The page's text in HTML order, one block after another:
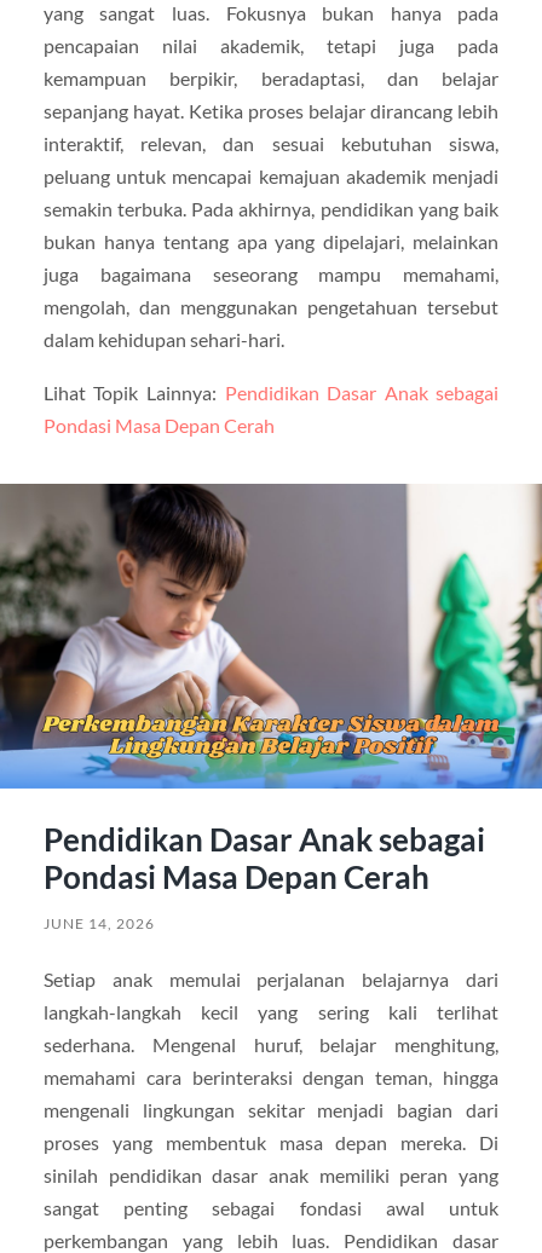
yang sangat luas. Fokusnya bukan hanya pada
pencapaian nilai akademik, tetapi juga pada
kemampuan berpikir, beradaptasi, dan belajar
sepanjang hayat. Ketika proses belajar dirancang lebih
interaktif, relevan, dan sesuai kebutuhan siswa,
peluang untuk mencapai kemajuan akademik menjadi
semakin terbuka. Pada akhirnya, pendidikan yang baik
bukan hanya tentang apa yang dipelajari, melainkan
juga bagaimana seseorang mampu memahami,
mengolah, dan menggunakan pengetahuan tersebut
dalam kehidupan sehari-hari.
Lihat Topik Lainnya: Pendidikan Dasar Anak sebagai
Pondasi Masa Depan Cerah
Pendidikan Dasar Anak sebagai
Pondasi Masa Depan Cerah
JUNE 14, 2026
Setiap anak memulai perjalanan belajarnya dari
langkah-langkah kecil yang sering kali terlihat
sederhana. Mengenal huruf, belajar menghitung,
memahami cara berinteraksi dengan teman, hingga
mengenali lingkungan sekitar menjadi bagian dari
proses yang membentuk masa depan mereka. Di
sinilah pendidikan dasar anak memiliki peran yang
sangat penting sebagai fondasi awal untuk
perkembangan yang lebih luas. Pendidikan dasar